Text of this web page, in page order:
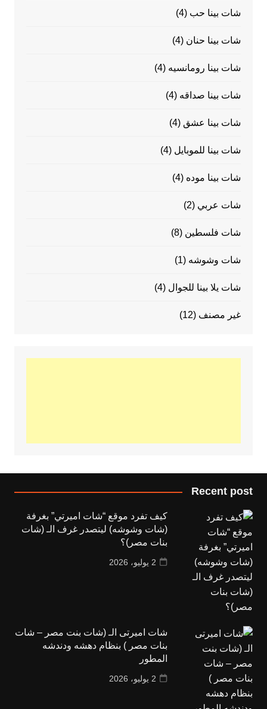
شات بينا حب (4)
شات بينا حنان (4)
شات بينا رومانسيه (4)
شات بينا صداقه (4)
شات بينا عشق (4)
شات بينا للموبايل (4)
شات بينا موده (4)
شات عربي (2)
شات فلسطين (8)
شات وشوشه (1)
شات يلا بينا للجوال (4)
غير مصنف (12)
Recent post
كيف تفرد موقع “شات اميرتي” بغرفة
(شات وشوشه) ليتصدر غرف الـ (شات
بنات مصر)؟
2 يوليو، 2026
شات اميرتى الـ (شات بنت مصر – شات
بنات مصر ) بنظام دهشه ودندشه
المطور
2 يوليو، 2026